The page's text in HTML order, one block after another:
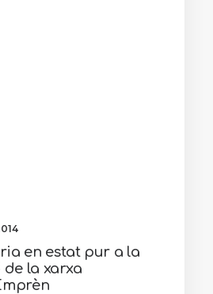
en estat pur a la
la xarxa